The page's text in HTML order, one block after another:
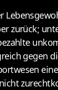
zurück;
gegen